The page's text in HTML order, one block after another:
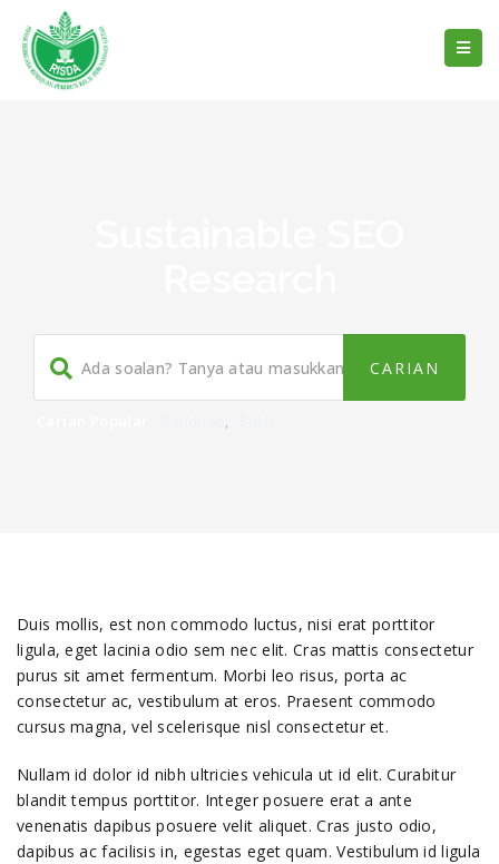
,
Duis mollis, est non commodo luctus, nisi erat porttitor
ligula, eget lacinia odio sem nec elit. Cras mattis consectetur
purus sit amet fermentum. Morbi leo risus, porta ac
consectetur ac, vestibulum at eros. Praesent commodo
cursus magna, vel scelerisque nisl consectetur et.
Nullam id dolor id nibh ultricies vehicula ut id elit. Curabitur
blandit tempus porttitor. Integer posuere erat a ante
venenatis dapibus posuere velit aliquet. Cras justo odio,
dapibus ac facilisis in, egestas eget quam. Vestibulum id ligula